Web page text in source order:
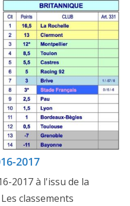
2017
2017 à l'issu de la
classements